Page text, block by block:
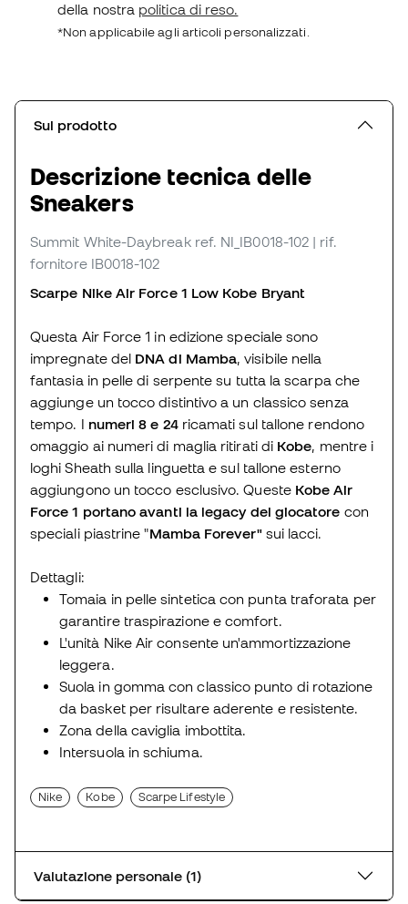
della nostra politica di reso.
*Non applicabile agli articoli personalizzati.
Sul prodotto
Descrizione tecnica delle
Sneakers
Summit White-Daybreak ref. NI_IB0018-102 | rif.
fornitore IB0018-102
Scarpe Nike Air Force 1 Low Kobe Bryant
Questa Air Force 1 in edizione speciale sono
impregnate del DNA di Mamba, visibile nella
fantasia in pelle di serpente su tutta la scarpa che
aggiunge un tocco distintivo a un classico senza
tempo. I numeri 8 e 24ricamati sul tallone rendono
omaggio ai numeri di maglia ritirati di Kobe, mentre i
loghi Sheath sulla linguetta e sul tallone esterno
aggiungono un tocco esclusivo. Queste Kobe Air
Force 1 portano avanti la legacy del giocatore con
speciali piastrine "Mamba Forever"sui lacci.
Dettagli:
Tomaia in pelle sintetica con punta traforata per
garantire traspirazione e comfort.
L'unità Nike Air consente un'ammortizzazione
leggera.
Suola in gomma con classico punto di rotazione
da basket per risultare aderente e resistente.
Zona della caviglia imbottita.
Intersuola in schiuma.
Nike Kobe Scarpe Lifestyle
Valutazione personale (1)